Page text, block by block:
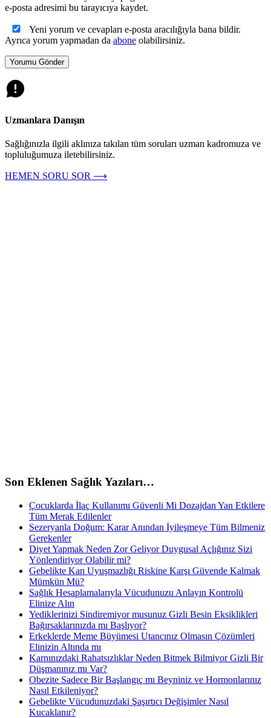
e-posta adresimi bu tarayıcıya kaydet.
Yeni yorum ve cevapları e-posta aracılığıyla bana bildir.
Ayrıca yorum yapmadan da abone olabilirsiniz.
Uzmanlara Danışın
Sağlığınızla ilgili aklınıza takılan tüm soruları uzman kadromuza ve
topluluğumuza iletebilirsiniz.
HEMEN SORU SOR ⟶
Son Eklenen Sağlık Yazıları…
Çocuklarda İlaç Kullanımı Güvenli Mi Dozajdan Yan Etkilere
Tüm Merak Edilenler
Sezeryanla Doğum: Karar Anından İyileşmeye Tüm Bilmeniz
Gerekenler
Diyet Yapmak Neden Zor Geliyor Duygusal Açlığınız Sizi
Yönlendiriyor Olabilir mi?
Gebelikte Kan Uyuşmazlığı Riskine Karşı Güvende Kalmak
Mümkün Mü?
Sağlık Hesaplamalarıyla Vücudunuzu Anlayın Kontrolü
Elinize Alın
Yediklerinizi Sindiremiyor musunuz Gizli Besin Eksiklikleri
Bağırsaklarınızda mı Başlıyor?
Erkeklerde Meme Büyümesi Utancınız Olmasın Çözümleri
Elinizin Altında mı
Karnınızdaki Rahatsızlıklar Neden Bitmek Bilmiyor Gizli Bir
Düşmanınız mı Var?
Obezite Sadece Bir Başlangıç mı Beyniniz ve Hormonlarınız
Nasıl Etkileniyor?
Gebelikte Vücudunuzdaki Şaşırtıcı Değişimler Nasıl
Kucaklanır?